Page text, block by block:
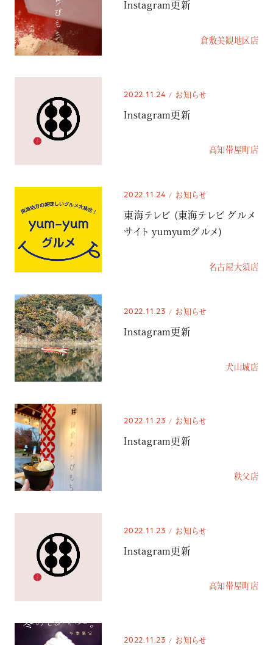
Instagram更新
倉敷美観地区店
2022.11.24 お知らせ
Instagram更新
高知帯屋町店
2022.11.24 お知らせ
東海テレビ (東海テレビ グルメ
サイト yumyumグルメ)
名古屋大須店
2022.11.23 お知らせ
Instagram更新
犬山城店
2022.11.23 お知らせ
Instagram更新
秩父店
2022.11.23 お知らせ
Instagram更新
高知帯屋町店
2022.11.23 お知らせ